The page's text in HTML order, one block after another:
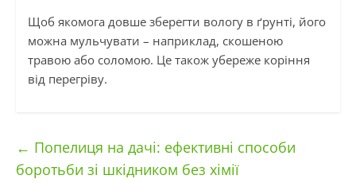
Щоб якомога довше зберегти вологу в ґрунті, його
можна мульчувати – наприклад, скошеною
травою або соломою. Це також убереже коріння
від перегріву.
← Попелиця на дачі: ефективні способи
боротьби зі шкідником без хімії